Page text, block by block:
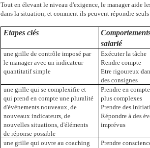
Tout en élevant le niveau d'exigence, le manager aide
dans la situation, et comment ils peuvent répondre
Etapes clés
salarié
une grille de contrôle imposé par
le manager avec un indicateur
quantitatif simple
Exécuter la tâche
Rendre compte
Etre rigoureux
des consignes
une grille qui se complexifie et
qui prend en compte une pluralité
d'événements nouveaux, de
nouveaux indicateurs, de
nouvelles situations, d'éléments
de réponse possible
Prendre en
plus complexes
Prendre des
Répondre à des
imprévus
une grille qui ouvre au coaching
Prendre